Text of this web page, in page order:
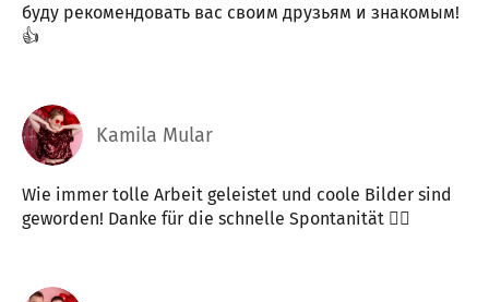
буду рекомендовать вас своим друзьям и знакомым!
👍
Kamila Mular
Wie immer tolle Arbeit geleistet und coole Bilder sind
geworden! Danke für die schnelle Spontanität 👍🏼